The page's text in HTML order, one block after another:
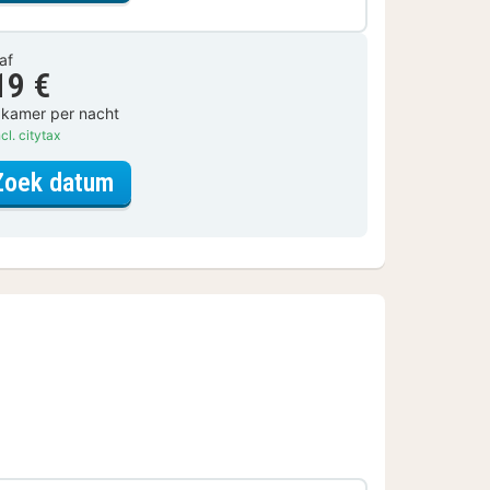
€
per nacht
citytax
datum